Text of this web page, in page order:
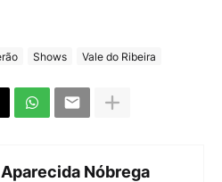
Shows Vale do Ribeira
Nóbrega